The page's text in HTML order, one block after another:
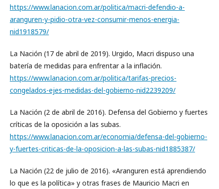
https://www.lanacion.com.ar/politica/macri-defendio-a-
aranguren-y-pidio-otra-vez-consumir-menos-energia-
nid1918579/
La Nación (17 de abril de 2019). Urgido, Macri dispuso una
batería de medidas para enfrentar a la inflación.
https://www.lanacion.com.ar/politica/tarifas-precios-
congelados-ejes-medidas-del-gobierno-nid2239209/
La Nación (2 de abril de 2016). Defensa del Gobierno y fuertes
críticas de la oposición a las subas.
https://www.lanacion.com.ar/economia/defensa-del-gobierno-
y-fuertes-criticas-de-la-oposicion-a-las-subas-nid1885387/
La Nación (22 de julio de 2016). «Aranguren está aprendiendo
lo que es la política» y otras frases de Mauricio Macri en